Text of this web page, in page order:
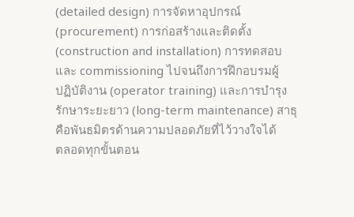
(detailed design) การจัดหาอุปกรณ์
(procurement) การก่อสร้างและติดตั้ง
(construction and installation) การทดสอบ
และ commissioning ไปจนถึงการฝึกอบรมผู้
ปฏิบัติงาน (operator training) และการบำรุง
รักษาระยะยาว (long-term maintenance) สาธุ
คือพันธมิตรด้านความปลอดภัยที่ไว้วางใจได้
ตลอดทุกขั้นตอน